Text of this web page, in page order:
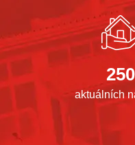
250
aktuálních